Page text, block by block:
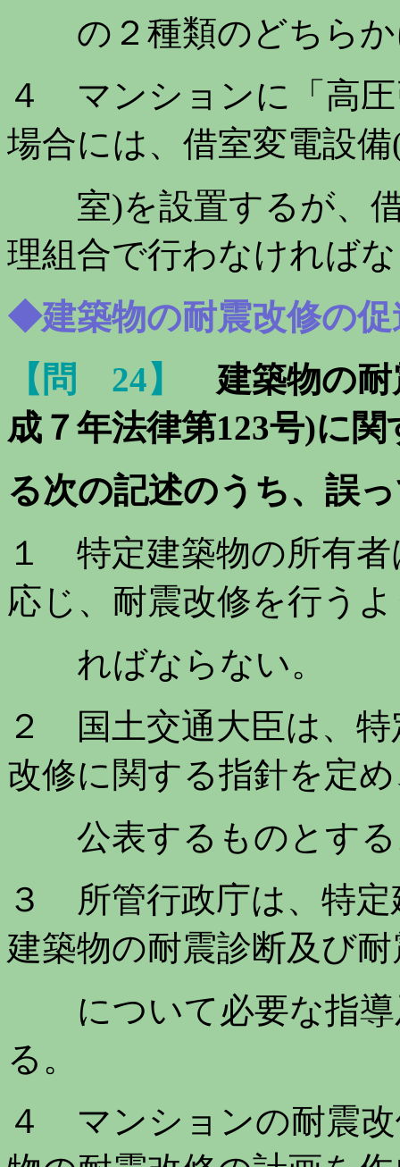
の２種類のどちらか
４ マンションに「高
場合には、借室変電設
室)を設置するが、借
理組合で行わなければ
◆建築物の耐震改修の
【問 24】
建築物の
成７年法律第123号)に関
る次の記述のうち、 誤
１ 特定建築物の所有者
応じ、耐震改修を行う
ればならない。
２ 国土交通大臣は、特
改修に関する指針を定
公表するものとする
３ 所管行政庁は、特定
建築物の耐震診断及び
について必要な指導
る。
４ マンションの耐震